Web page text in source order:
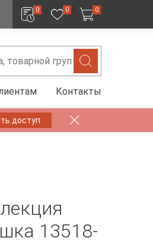
0 0 0
Контакты
доступ
13518-